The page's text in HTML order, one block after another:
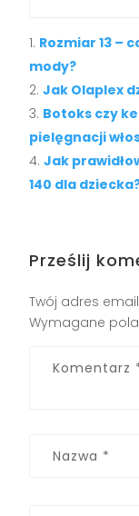
Rozmiar 13 –
mody?
Jak Olaplex
Botoks czy
pielęgnacji
Jak
140 dla
Prześlij
Twój adres
Wymagane